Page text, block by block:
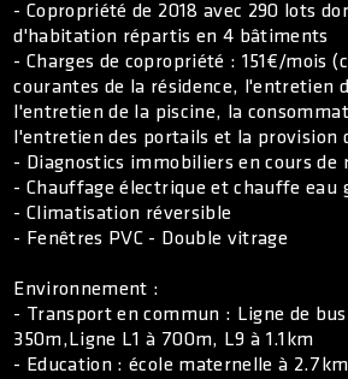
- Copropriété de 2018 avec 290 lots
d'habitation répartis en 4 bâtiments
- Charges de copropriété : 151€/mois
courantes de la résidence, l'entretien
l'entretien de la piscine, la
l'entretien des portails et la provision
- Diagnostics immobiliers en cours de
- Chauffage électrique et chauffe eau
- Climatisation réversible
- Fenêtres PVC - Double vitrage
Environnement :
- Transport en commun : Ligne de
350m,Ligne L1 à 700m, L9 à 1.1km
- Education : école maternelle à